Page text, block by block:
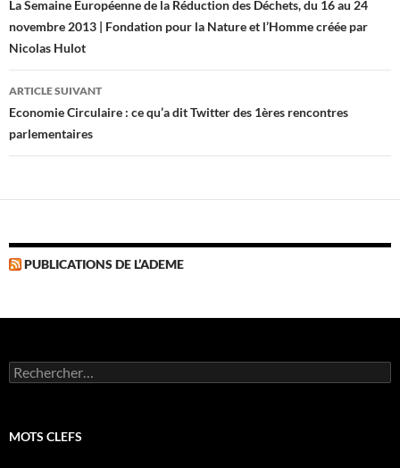
des
articles
La Semaine Européenne de la Réduction des Déchets, du 16 au 24
novembre 2013 | Fondation pour la Nature et l’Homme créée par
Nicolas Hulot
ARTICLE SUIVANT
Economie Circulaire : ce qu’a dit Twitter des 1ères rencontres
parlementaires
PUBLICATIONS DE L’ADEME
Rechercher :
MOTS CLEFS